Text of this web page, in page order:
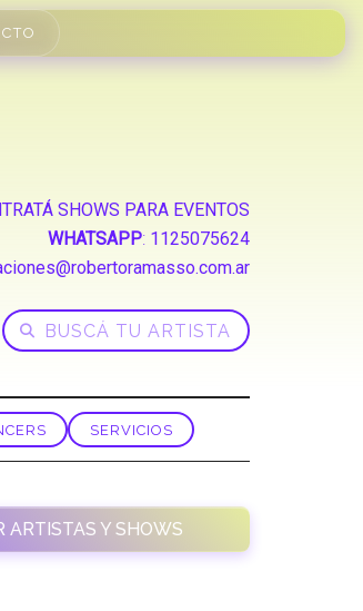
SHOWS PARA EVENTOS
WHATSAPP: 1125075624
SERVICIOS
ARTISTAS Y SHOWS